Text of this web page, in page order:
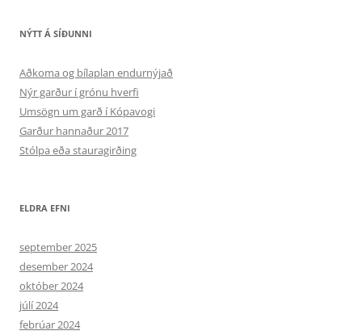
NÝTT Á SÍÐUNNI
Aðkoma og bílaplan endurnýjað
Nýr garður í grónu hverfi
Umsögn um garð í Kópavogi
Garður hannaður 2017
Stólpa eða stauragirðing
ELDRA EFNI
september 2025
desember 2024
október 2024
júlí 2024
febrúar 2024